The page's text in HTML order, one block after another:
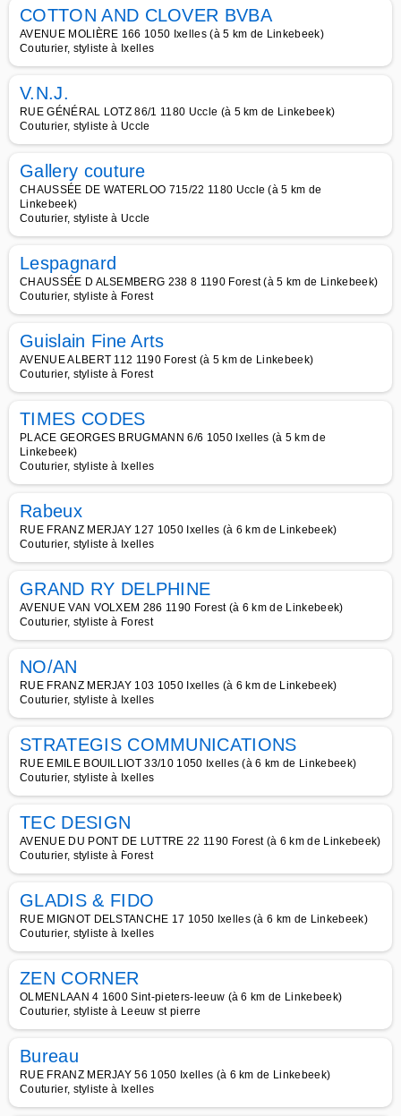
COTTON AND CLOVER BVBA
AVENUE MOLIÈRE 166 1050 Ixelles (à 5 km de Linkebeek)
Couturier, styliste à Ixelles
V.N.J.
RUE GÉNÉRAL LOTZ 86/1 1180 Uccle (à 5 km de Linkebeek)
Couturier, styliste à Uccle
Gallery couture
CHAUSSÉE DE WATERLOO 715/22 1180 Uccle (à 5 km de
Linkebeek)
Couturier, styliste à Uccle
Lespagnard
CHAUSSÉE D ALSEMBERG 238 8 1190 Forest (à 5 km de Linkebeek)
Couturier, styliste à Forest
Guislain Fine Arts
AVENUE ALBERT 112 1190 Forest (à 5 km de Linkebeek)
Couturier, styliste à Forest
TIMES CODES
PLACE GEORGES BRUGMANN 6/6 1050 Ixelles (à 5 km de
Linkebeek)
Couturier, styliste à Ixelles
Rabeux
RUE FRANZ MERJAY 127 1050 Ixelles (à 6 km de Linkebeek)
Couturier, styliste à Ixelles
GRAND RY DELPHINE
AVENUE VAN VOLXEM 286 1190 Forest (à 6 km de Linkebeek)
Couturier, styliste à Forest
NO/AN
RUE FRANZ MERJAY 103 1050 Ixelles (à 6 km de Linkebeek)
Couturier, styliste à Ixelles
STRATEGIS COMMUNICATIONS
RUE EMILE BOUILLIOT 33/10 1050 Ixelles (à 6 km de Linkebeek)
Couturier, styliste à Ixelles
TEC DESIGN
AVENUE DU PONT DE LUTTRE 22 1190 Forest (à 6 km de Linkebeek)
Couturier, styliste à Forest
GLADIS & FIDO
RUE MIGNOT DELSTANCHE 17 1050 Ixelles (à 6 km de Linkebeek)
Couturier, styliste à Ixelles
ZEN CORNER
OLMENLAAN 4 1600 Sint-pieters-leeuw (à 6 km de Linkebeek)
Couturier, styliste à Leeuw st pierre
Bureau
RUE FRANZ MERJAY 56 1050 Ixelles (à 6 km de Linkebeek)
Couturier, styliste à Ixelles